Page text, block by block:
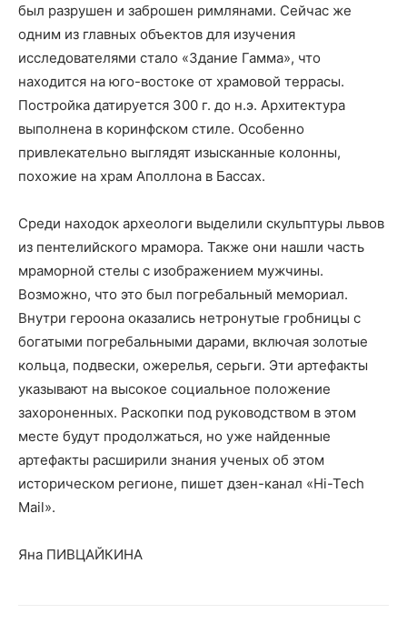
был разрушен и заброшен римлянами. Сейчас же
одним из главных объектов для изучения
исследователями стало «Здание Гамма», что
находится на юго-востоке от храмовой террасы.
Постройка датируется 300 г. до н.э. Архитектура
выполнена в коринфском стиле. Особенно
привлекательно выглядят изысканные колонны,
похожие на храм Аполлона в Бассах.
Среди находок археологи выделили скульптуры львов
из пентелийского мрамора. Также они нашли часть
мраморной стелы с изображением мужчины.
Возможно, что это был погребальный мемориал.
Внутри героона оказались нетронутые гробницы с
богатыми погребальными дарами, включая золотые
кольца, подвески, ожерелья, серьги. Эти артефакты
указывают на высокое социальное положение
захороненных. Раскопки под руководством в этом
месте будут продолжаться, но уже найденные
артефакты расширили знания ученых об этом
историческом регионе, пишет дзен-канал «Hi-Tech
Mail».
Яна ПИВЦАЙКИНА